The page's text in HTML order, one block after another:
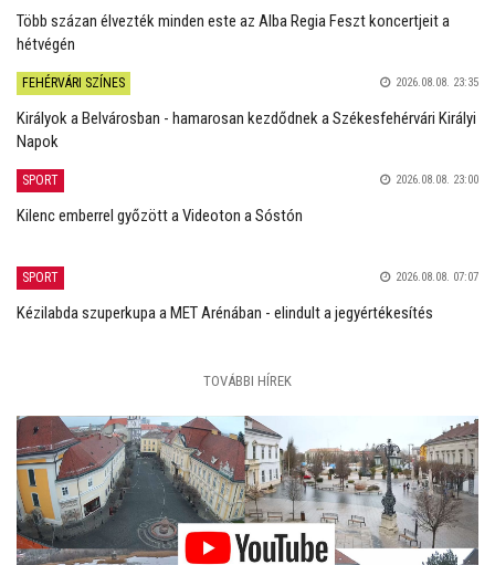
Több százan élvezték minden este az Alba Regia Feszt koncertjeit a
hétvégén
FEHÉRVÁRI SZÍNES 2026.08.08. 23:35
Királyok a Belvárosban - hamarosan kezdődnek a Székesfehérvári Királyi
Napok
SPORT 2026.08.08. 23:00
Kilenc emberrel győzött a Videoton a Sóstón
SPORT 2026.08.08. 07:07
Kézilabda szuperkupa a MET Arénában - elindult a jegyértékesítés
TOVÁBBI HÍREK